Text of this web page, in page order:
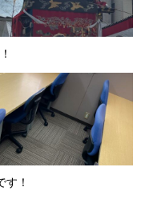
す！